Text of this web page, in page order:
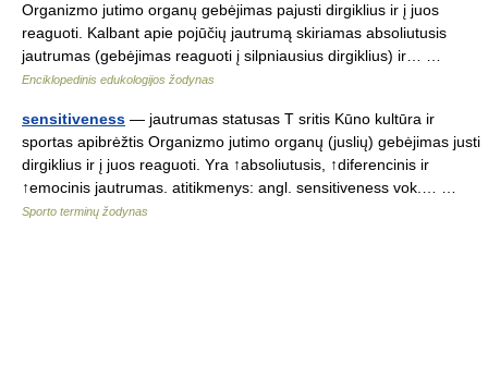
Organizmo jutimo organų gebėjimas pajusti dirgiklius ir į juos
reaguoti. Kalbant apie pojūčių jautrumą skiriamas absoliutusis
jautrumas (gebėjimas reaguoti į silpniausius dirgiklius) ir… …
Enciklopedinis edukologijos žodynas
sensitiveness — jautrumas statusas T sritis Kūno kultūra ir
sportas apibrėžtis Organizmo jutimo organų (juslių) gebėjimas justi
dirgiklius ir į juos reaguoti. Yra ↑absoliutusis, ↑diferencinis ir
↑emocinis jautrumas. atitikmenys: angl. sensitiveness vok.… …
Sporto terminų žodynas